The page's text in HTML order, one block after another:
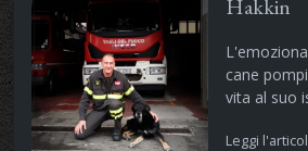
Hakkin
cane
vita al suo
Leggi